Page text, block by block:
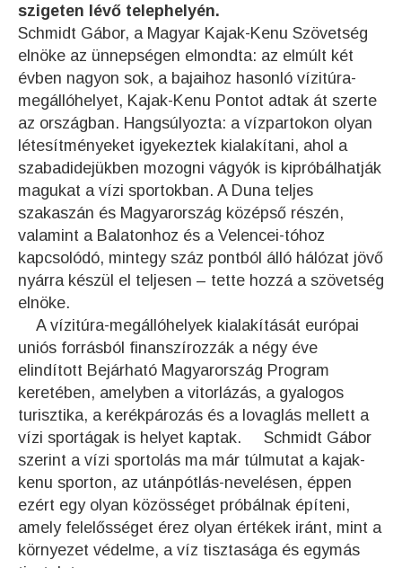
szigeten lévő telephelyén.
Schmidt Gábor, a Magyar Kajak-Kenu Szövetség
elnöke az ünnepségen elmondta: az elmúlt két
évben nagyon sok, a bajaihoz hasonló vízitúra-
megállóhelyet, Kajak-Kenu Pontot adtak át szerte
az országban. Hangsúlyozta: a vízpartokon olyan
létesítményeket igyekeztek kialakítani, ahol a
szabadidejükben mozogni vágyók is kipróbálhatják
magukat a vízi sportokban. A Duna teljes
szakaszán és Magyarország középső részén,
valamint a Balatonhoz és a Velencei-tóhoz
kapcsolódó, mintegy száz pontból álló hálózat jövő
nyárra készül el teljesen – tette hozzá a szövetség
elnöke.
A vízitúra-megállóhelyek kialakítását európai
uniós forrásból finanszírozzák a négy éve
elindított Bejárható Magyarország Program
keretében, amelyben a vitorlázás, a gyalogos
turisztika, a kerékpározás és a lovaglás mellett a
vízi sportágak is helyet kaptak. Schmidt Gábor
szerint a vízi sportolás ma már túlmutat a kajak-
kenu sporton, az utánpótlás-nevelésen, éppen
ezért egy olyan közösséget próbálnak építeni,
amely felelősséget érez olyan értékek iránt, mint a
környezet védelme, a víz tisztasága és egymás